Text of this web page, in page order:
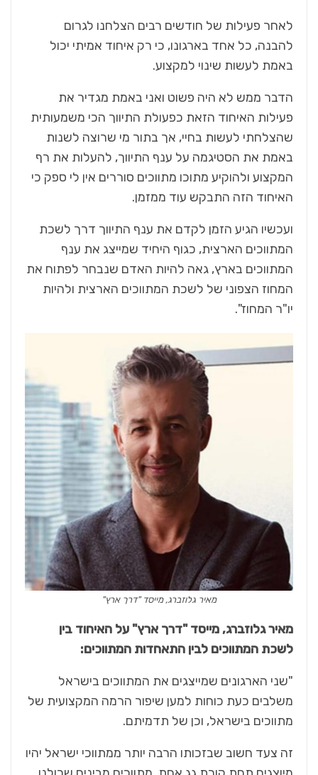
לאחר פעילות של חודשים רבים הצלחנו לגרום
להבנה, כל אחד בארגונו, כי רק איחוד אמיתי יכול
באמת לעשות שינוי למקצוע.
הדבר ממש לא היה פשוט ואני באמת מגדיר את
פעילות האיחוד הזאת כפעולת התיווך הכי משמעותית
שהצלחתי לעשות בחיי, אך בתור מי שרוצה לשנות
באמת את הסטיגמה על ענף התיווך, להעלות את רף
המקצוע ולהוקיע מתוכו מתווכים סוררים אין לי ספק כי
האיחוד הזה התבקש עוד ממזמן.
ועכשיו הגיע הזמן לקדם את ענף התיווך דרך לשכת
המתווכים הארצית, כגוף היחיד שמייצג את ענף
המתווכים בארץ, גאה להיות האדם שנבחר לפתוח את
המחוז הצפוני של לשכת המתווכים הארצית ולהיות
יו"ר המחוז".
מאיר גלוזברג, מייסד "דרך ארץ"
מאיר גלוזברג, מייסד "דרך ארץ" על האיחוד בין
לשכת המתווכים לבין התאחדות המתווכים:
"שני הארגונים שמייצגים את המתווכים בישראל
משלבים כעת כוחות למען שיפור הרמה המקצועית של
מתווכים בישראל, וכן של תדמיתם.
זה צעד חשוב שבזכותו הרבה יותר ממתווכי ישראל יהיו